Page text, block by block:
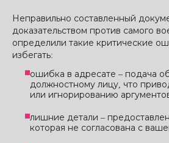
Неправильно составленный
доказательством против самого
определили такие критические
избегать:
ошибка в адресате – подача
должностному лицу, что
или игнорированию
лишние детали –
которая не согласована с